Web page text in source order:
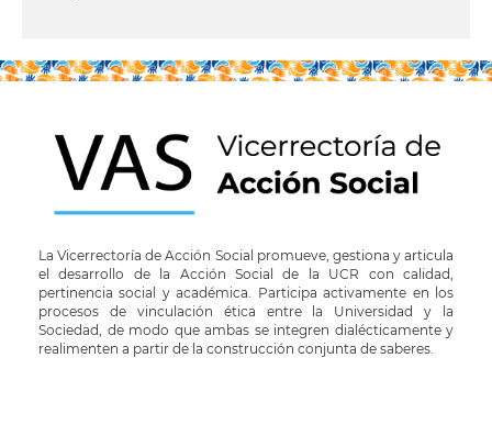
La Vicerrectoría de Acción Social promueve, gestiona y articula
el desarrollo de la Acción Social de la UCR con calidad,
pertinencia social y académica. Participa activamente en los
procesos de vinculación ética entre la Universidad y la
Sociedad, de modo que ambas se integren dialécticamente y
realimenten a partir de la construcción conjunta de saberes.